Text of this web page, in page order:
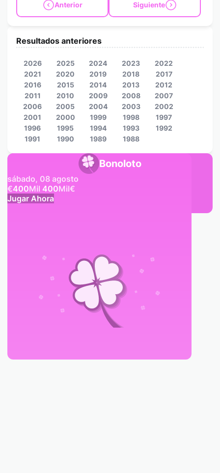
Anterior Siguiente
Bonoloto
sábado, 08 agosto
€400Mil 400Mil€
Jugar Ahora
Resultados anteriores
2026 2025 2024 2023
2022
2021
2020 2019 2018
2017
2016
2015 2014 2013
2012
2011
2010 2009 2008
2007
2006
2005 2004 2003
2002
2001
2000 1999 1998
1997
1996
1995 1994 1993
1992
1991
1990 1989 1988